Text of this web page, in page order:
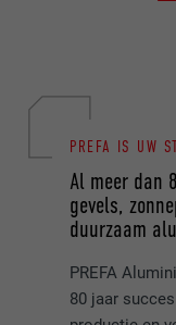
Al meer dan
gevels,
duurzaam
PREFA IS UW
PREFA
80 jaar
DOEL
te